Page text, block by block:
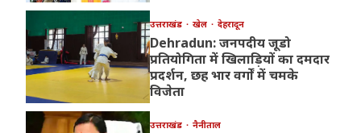
उत्तराखंड खेल देहरादून
Dehradun: जनपदीय जूडो
प्रतियोगिता में खिलाड़ियों का दमदार
प्रदर्शन, छह भार वर्गों में चमके
विजेता
उत्तराखंड नैनीताल